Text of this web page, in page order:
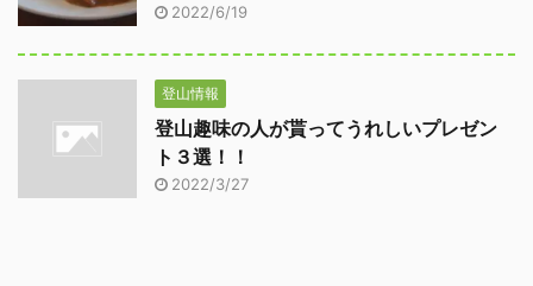
2022/6/19
登山情報
登山趣味の人が貰ってうれしいプレゼン
ト３選！！
2022/3/27